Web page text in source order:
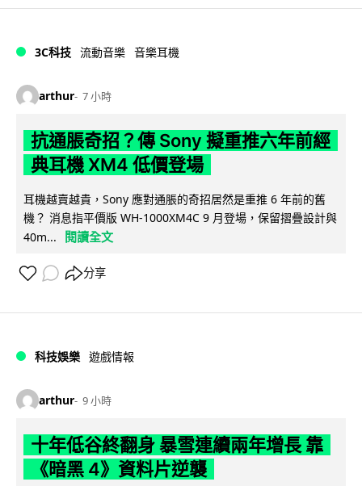
3C科技 流動音樂 音樂耳機
arthur 7 小時
抗通脹奇招？傳 Sony 擬重推六年前經
典耳機 XM4 低價登場
耳機越賣越貴，Sony 應對通脹的奇招居然是重推 6 年前的舊
機？ 消息指平價版 WH-1000XM4C 9 月登場，保留摺疊設計與
40m...
閱讀全文
分享
科技娛樂 遊戲情報
arthur 9 小時
十年低谷終翻身 暴雪連續兩年增長 靠
《暗黑 4》資料片逆襲